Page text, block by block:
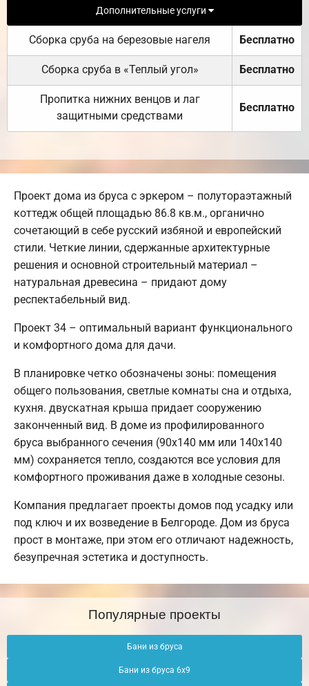
Дополнительные услуги
Сборка сруба на березовые нагеля Бесплатно
Сборка сруба в «Теплый угол» Бесплатно
Пропитка нижних венцов и лаг
защитными средствами
Бесплатно
Проект дома из бруса с эркером – полутораэтажный
коттедж общей площадью 86.8 кв.м., органично
сочетающий в себе русский избяной и европейский
стили. Четкие линии, сдержанные архитектурные
решения и основной строительный материал –
натуральная древесина – придают дому
респектабельный вид.
Проект 34 – оптимальный вариант функционального
и комфортного дома для дачи.
В планировке четко обозначены зоны: помещения
общего пользования, светлые комнаты сна и отдыха,
кухня. двускатная крыша придает сооружению
законченный вид. В доме из профилированного
бруса выбранного сечения (90х140 мм или 140х140
мм) сохраняется тепло, создаются все условия для
комфортного проживания даже в холодные сезоны.
Компания предлагает проекты домов под усадку или
под ключ и их возведение в Белгороде. Дом из бруса
прост в монтаже, при этом его отличают надежность,
безупречная эстетика и доступность.
Популярные проекты
Бани из бруса
Бани из бруса 6х9